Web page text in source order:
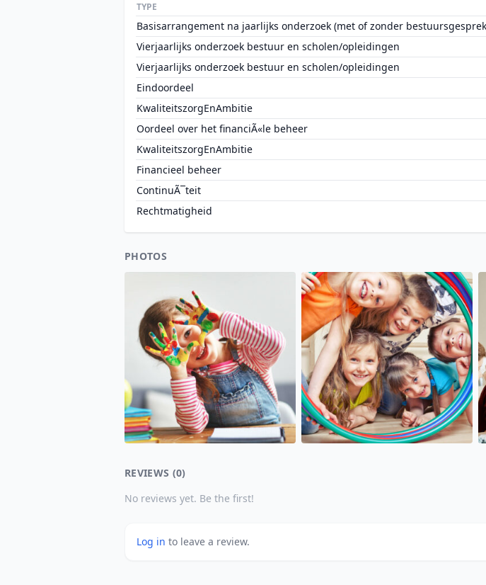
TYPE
Basisarrangement na jaarlijks onderzoek (met of zonder
Vierjaarlijks onderzoek bestuur en scholen/opleidingen
Vierjaarlijks onderzoek bestuur en scholen/opleidingen
Eindoordeel
KwaliteitszorgEnAmbitie
Oordeel over het financiÃ«le beheer
KwaliteitszorgEnAmbitie
Financieel beheer
ContinuÃ¯teit
Rechtmatigheid
PHOTOS
REVIEWS (0)
No reviews yet. Be the first!
Log in to leave a review.